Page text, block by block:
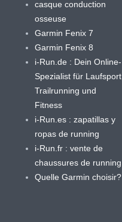
casque conduction
osseuse
Garmin Fenix 7
Garmin Fenix 8
i-Run.de : Dein Online-
Spezialist für Laufsport,
Trailrunning und
Fitness
i-Run.es : zapatillas y
ropas de running
i-Run.fr : vente de
chaussures de running
Quelle Garmin choisir?